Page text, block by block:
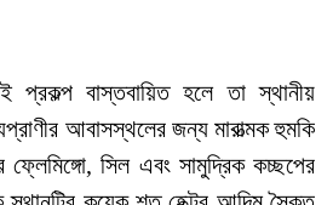
প্রকল্প বাস্তবায়িত হলে তা স্থানীয়
আবাসস্থলের জন্য মারাত্মক হুমকি
ফ্লেমিঙ্গো, সিল এবং সামুদ্রিক কচ্ছপের